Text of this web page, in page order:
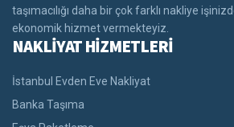
taşımacılığı daha bir çok farklı nakliye
ekonomik hizmet vermekteyiz.
NAKLİYAT HİZMETLERİ
İstanbul Evden Eve Nakliyat
Banka Taşıma